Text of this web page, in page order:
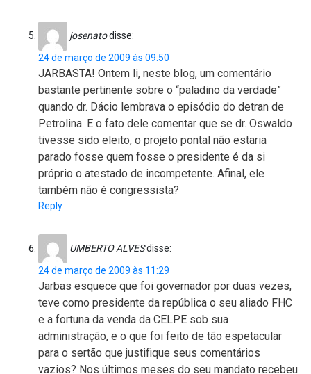
josenatodisse:
24 de março de 2009 às 09:50
JARBASTA! Ontem li, neste blog, um comentário
bastante pertinente sobre o “paladino da verdade”
quando dr. Dácio lembrava o episódio do detran de
Petrolina. E o fato dele comentar que se dr. Oswaldo
tivesse sido eleito, o projeto pontal não estaria
parado fosse quem fosse o presidente é da si
próprio o atestado de incompetente. Afinal, ele
também não é congressista?
Reply
UMBERTO ALVESdisse:
24 de março de 2009 às 11:29
Jarbas esquece que foi governador por duas vezes,
teve como presidente da república o seu aliado FHC
e a fortuna da venda da CELPE sob sua
administração, e o que foi feito de tão espetacular
para o sertão que justifique seus comentários
vazios? Nos últimos meses do seu mandato recebeu